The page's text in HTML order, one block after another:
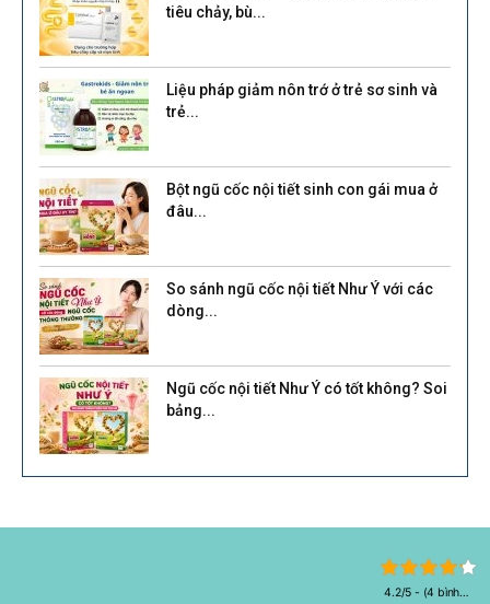
tiêu chảy, bù...
Liệu pháp giảm nôn trớ ở trẻ sơ sinh và
trẻ...
Bột ngũ cốc nội tiết sinh con gái mua ở
đâu...
So sánh ngũ cốc nội tiết Như Ý với các
dòng...
Ngũ cốc nội tiết Như Ý có tốt không? Soi
bảng...
4.2/5 - (4 bình